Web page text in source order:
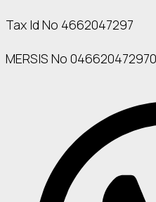
Tax Id No 4662047297
MERSIS No